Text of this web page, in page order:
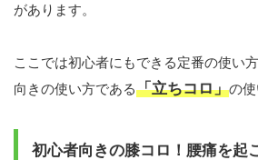
があります。
ここでは初心者にもできる定番の使い方
向きの使い方である「立ちコロ」の使
初心者向きの膝コロ！腰痛を起